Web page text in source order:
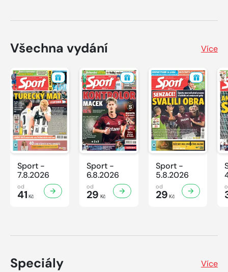
Všechna vydání Více
Sport -
7.8.2026
od
41 Kč
Sport -
6.8.2026
od
29 Kč
Sport -
5.8.2026
od
29 Kč
Speciály Více